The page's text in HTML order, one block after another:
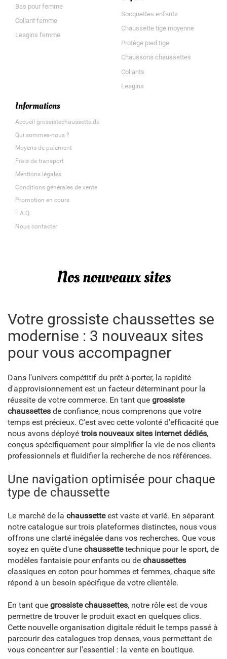
Bas pour femme
Collant femme
Leagins femme
Socquettes enfants
Chaussette tige moyenne
Protège pied tige
Chaussons chaussettes
Collants
Leagins
Informations
Accueil grossistechaussette.de
Qui sommes-nous ?
Moyens de paiement
Frais de transport
Mentions légales
Conditions générales de vente
Promotion en cours
F.A.Q.
Nous contacter
Nos nouveaux sites
Votre grossiste chaussettes se
modernise : 3 nouveaux sites
pour vous accompagner
Dans l'univers compétitif du prêt-à-porter, la rapidité
d'approvisionnement est un facteur déterminant pour la
réussite de votre commerce. En tant que grossiste
chaussettes de confiance, nous comprenons que votre
temps est précieux. C'est avec cette volonté d'efficacité que
nous avons déployé trois nouveaux sites internet dédiés,
conçus spécifiquement pour simplifier la vie de nos clients
professionnels et fluidifier la recherche de nos références.
Une navigation optimisée pour chaque
type de chaussette
Le marché de la chaussetteest vaste et varié. En séparant
notre catalogue sur trois plateformes distinctes, nous vous
offrons une clarté inégalée dans vos recherches. Que vous
soyez en quête d'une chaussettetechnique pour le sport, de
modèles fantaisie pour enfants ou de chaussettes
classiques en coton pour hommes et femmes, chaque site
répond à un besoin spécifique de votre clientèle.
En tant que grossiste chaussettes, notre rôle est de vous
permettre de trouver le produit exact en quelques clics.
Cette nouvelle organisation digitale réduit le temps passé à
parcourir des catalogues trop denses, vous permettant de
vous concentrer sur l'essentiel : la vente en boutique.